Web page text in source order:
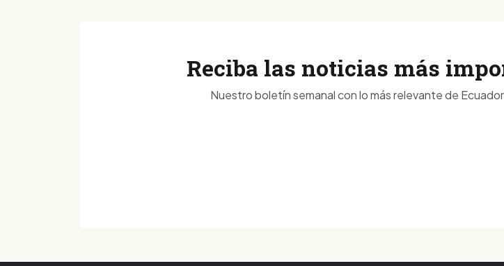
Reciba las noticias más
Nuestro boletín semanal con lo más relevante de